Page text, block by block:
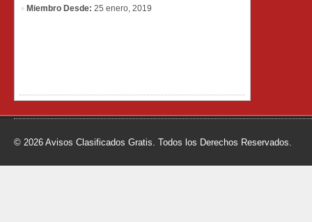
Miembro Desde: 25 enero, 2019
© 2026 Avisos Clasificados Gratis. Todos los Derechos Reservados.